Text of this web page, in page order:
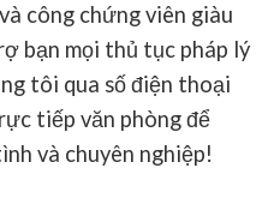
công chứng viên giàu
bạn mọi thủ tục pháp lý
tôi qua số điện thoại
tiếp văn phòng để
và chuyên nghiệp!